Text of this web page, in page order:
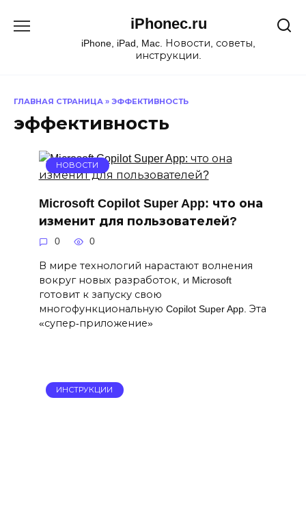
iPhonec.ru
iPhone, iPad, Mac. Новости, советы,
инструкции.
ГЛАВНАЯ СТРАНИЦА » ЭФФЕКТИВНОСТЬ
эффективность
НОВОСТИ
Microsoft Copilot Super App: что она
изменит для пользователей?
0 0
В мире технологий нарастают волнения
вокруг новых разработок, и Microsoft
готовит к запуску свою
многофункциональную Copilot Super App. Эта
«супер-приложение»
ИНСТРУКЦИИ